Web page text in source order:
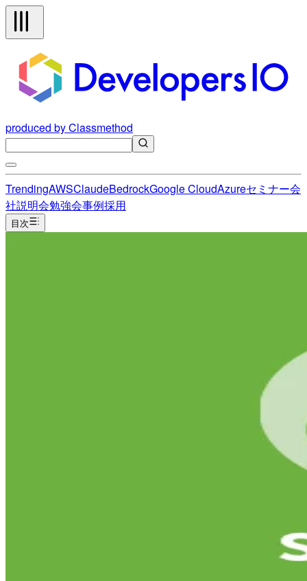
produced by Classmethod
TrendingAWSClaudeBedrockGoogle CloudAzureセミナー会
社説明会勉強会事例採用
目次